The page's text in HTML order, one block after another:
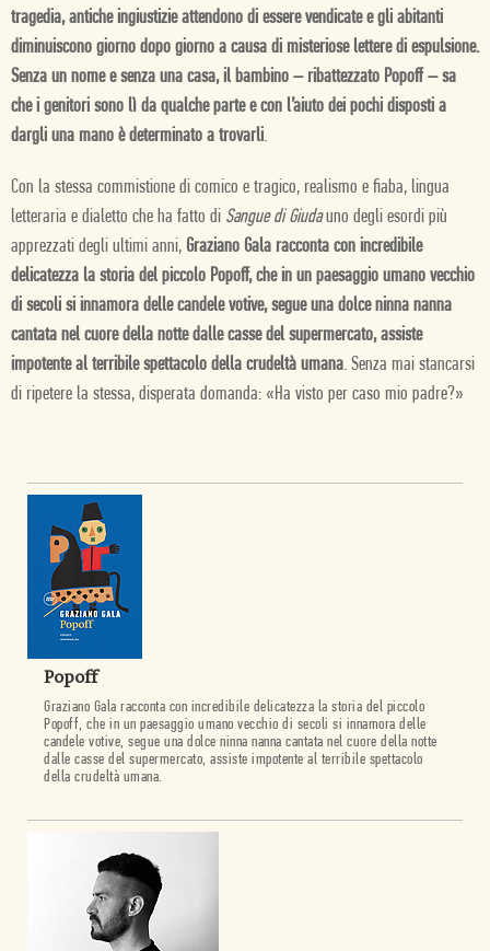
tragedia, antiche ingiustizie attendono di essere vendicate e gli abitanti
diminuiscono giorno dopo giorno a causa di misteriose lettere di espulsione.
Senza un nome e senza una casa, il bambino – ribattezzato Popoff – sa
che i genitori sono lì da qualche parte e con l’aiuto dei pochi disposti a
dargli una mano è determinato a trovarli.
Con la stessa commistione di comico e tragico, realismo e fiaba, lingua
letteraria e dialetto che ha fatto di Sangue di Giudauno degli esordi più
apprezzati degli ultimi anni, Graziano Gala racconta con incredibile
delicatezza la storia del piccolo Popoff, che in un paesaggio umano vecchio
di secoli si innamora delle candele votive, segue una dolce ninna nanna
cantata nel cuore della notte dalle casse del supermercato, assiste
impotente al terribile spettacolo della crudeltà umana. Senza mai stancarsi
di ripetere la stessa, disperata domanda: «Ha visto per caso mio padre?»
Popoff
Graziano Gala racconta con incredibile delicatezza la storia del piccolo
Popoff, che in un paesaggio umano vecchio di secoli si innamora delle
candele votive, segue una dolce ninna nanna cantata nel cuore della notte
dalle casse del supermercato, assiste impotente al terribile spettacolo
della crudeltà umana.